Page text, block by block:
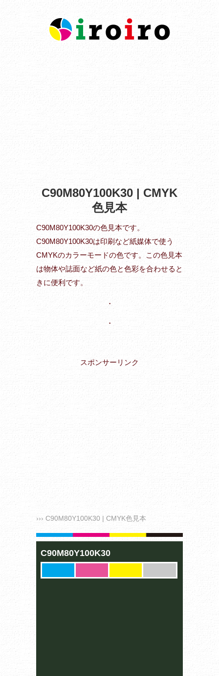
C90M80Y100K30 | CMYK
色見本
C90M80Y100K30の色見本です。
C90M80Y100K30は印刷など紙媒体で使う
CMYKのカラーモードの色です。この色見本
は物体や誌面など紙の色と色彩を合わせると
きに便利です。
・
・
スポンサーリンク
››› C90M80Y100K30 | CMYK色見本
C90M80Y100K30